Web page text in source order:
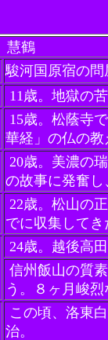
慧鶴注:・・
駿河国原宿の
11歳。地獄の
15歳。松蔭寺
華経」の仏の
20歳。美濃の
の故事に発奮
22歳。松山の
でに収集して
24歳。越後高
信州飯山の質
う。８ヶ月峻
この頃、洛東
治